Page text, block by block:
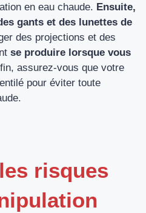
en eau chaude. Ensuite,
gants et des lunettes de
des projections et des
se produire lorsque vous
assurez-vous que votre
pour éviter toute
risques